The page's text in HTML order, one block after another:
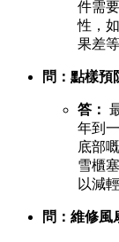
件需
性，
果差
問：點樣預
答：
年到
底部
雪櫃
以減
問：維修風